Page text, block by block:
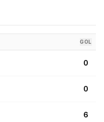
GOL
0
0
6